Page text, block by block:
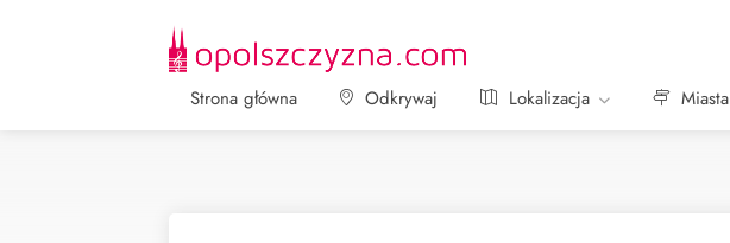
Strona główna Odkrywaj Lokalizacja Miasta